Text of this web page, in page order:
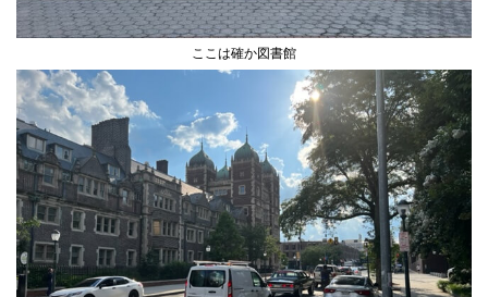
ここは確か図書館